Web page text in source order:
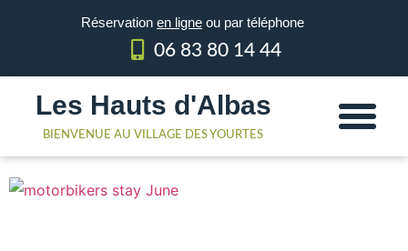
Réservation en ligne ou par téléphone
06 83 80 14 44
Les Hauts d'Albas
BIENVENUE AU VILLAGE DES YOURTES